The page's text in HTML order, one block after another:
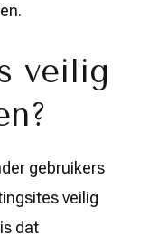
veilig
gebruikers
veilig
dat